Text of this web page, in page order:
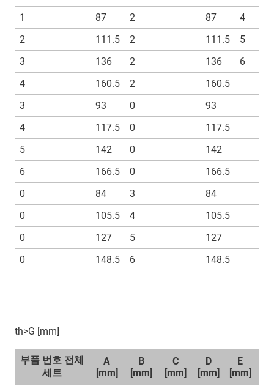
1
87 2 87
4
2
111.5 2 111.5
5
3
136 2 136
6
4
160.5 2
160.5
3
93 0
93
4
117.5 0
117.5
5
142 0
142
6
166.5 0
166.5
0
84 3
84
0
105.5 4
105.5
0
127 5
127
0
148.5 6 148.5
th>G [mm]
부품 번호 전체
세트
A
[mm]
B
[mm]
C
[mm]
D
[mm]
E
[mm]